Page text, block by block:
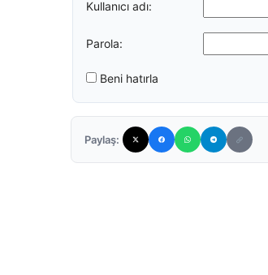
Kullanıcı adı:
Parola:
Beni hatırla
Paylaş: